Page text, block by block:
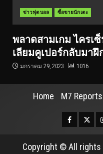
ข่าวฟุตบอล ซื้อขายนักเตะ
พลาดสามเกม ไครเ
เลียมคูเปอร์กลับมา
มกราคม 29, 2023 1016
Home M7 Reports
Facebook
Copyright © All rights